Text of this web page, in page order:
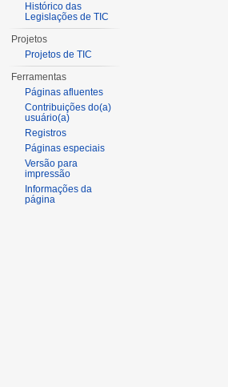
Histórico das
Legislações de TIC
Projetos
Projetos de TIC
Ferramentas
Páginas afluentes
Contribuições do(a)
usuário(a)
Registros
Páginas especiais
Versão para
impressão
Informações da
página